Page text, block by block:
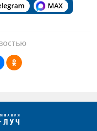
MAX